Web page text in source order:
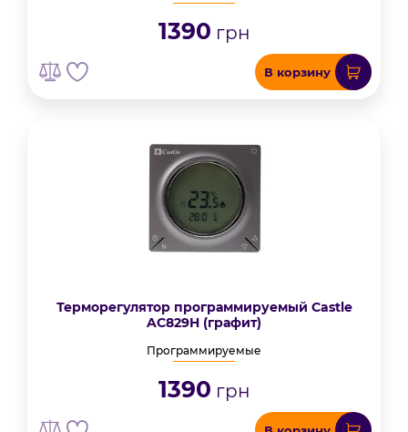
1390 грн
В корзину
Терморегулятор программируемый Castle
AC829H (графит)
Программируемые
1390 грн